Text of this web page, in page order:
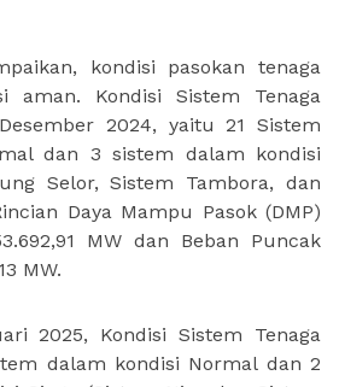
kondisi pasokan tenaga
aman. Kondisi Sistem Tenaga
2024, yaitu 21 Sistem
dan 3 sistem dalam kondisi
Selor, Sistem Tambora, dan
Daya Mampu Pasok (DMP)
MW dan Beban Puncak
MW.
2025, Kondisi Sistem Tenaga
dalam kondisi Normal dan 2